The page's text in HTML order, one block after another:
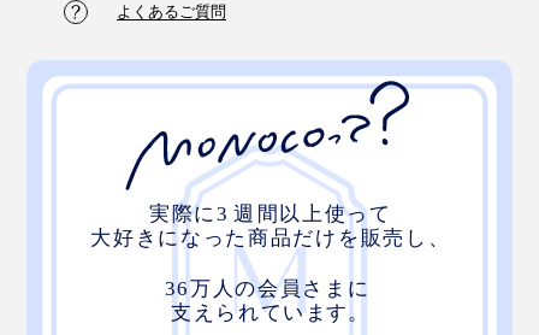
よくあるご質問